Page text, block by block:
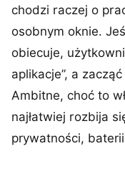
chodzi raczej o
osobnym oknie.
obiecuje,
aplikacje”, a
Ambitne, choć to
najłatwiej rozbija
prywatności,